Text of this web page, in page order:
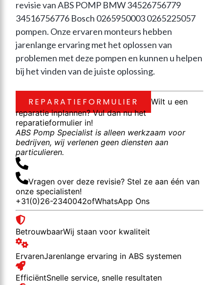
revisie van ABS POMP BMW 34526756779
34516756776 Bosch 0265950003 0265225057
pompen. Onze ervaren monteurs hebben
jarenlange ervaring met het oplossen van
problemen met deze pompen en kunnen u helpen
bij het vinden van de juiste oplossing.
REPARATIEFORMULIER
Wilt u een
reparatie inplannen? Vul dan nu het
reparatieformulier in!
ABS Pomp Specialist is alleen werkzaam voor
bedrijven, wij verlenen geen diensten aan
particulieren.
Vragen over deze revisie? Stel ze aan één van
onze specialisten!
+31(0)26-2340042ofWhatsApp Ons
BetrouwbaarWij staan voor kwaliteit
ErvarenJarenlange ervaring in ABS systemen
EfficiëntSnelle service, snelle resultaten